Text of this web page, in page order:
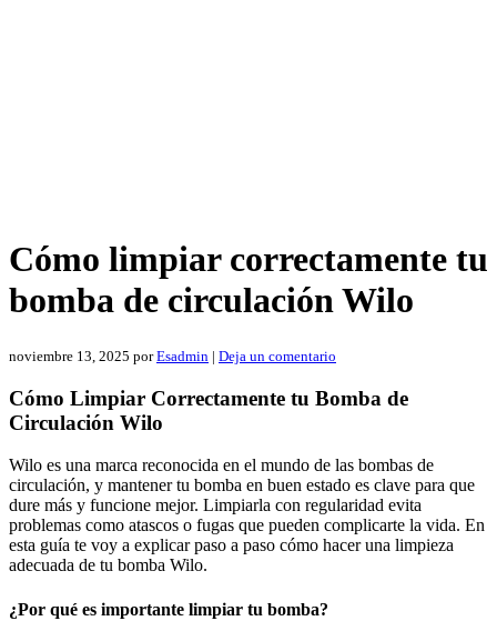
Cómo limpiar correctamente tu
bomba de circulación Wilo
noviembre 13, 2025 porEsadmin | Deja un comentario
Cómo Limpiar Correctamente tu Bomba de
Circulación Wilo
Wilo es una marca reconocida en el mundo de las bombas de
circulación, y mantener tu bomba en buen estado es clave para que
dure más y funcione mejor. Limpiarla con regularidad evita
problemas como atascos o fugas que pueden complicarte la vida. En
esta guía te voy a explicar paso a paso cómo hacer una limpieza
adecuada de tu bomba Wilo.
¿Por qué es importante limpiar tu bomba?